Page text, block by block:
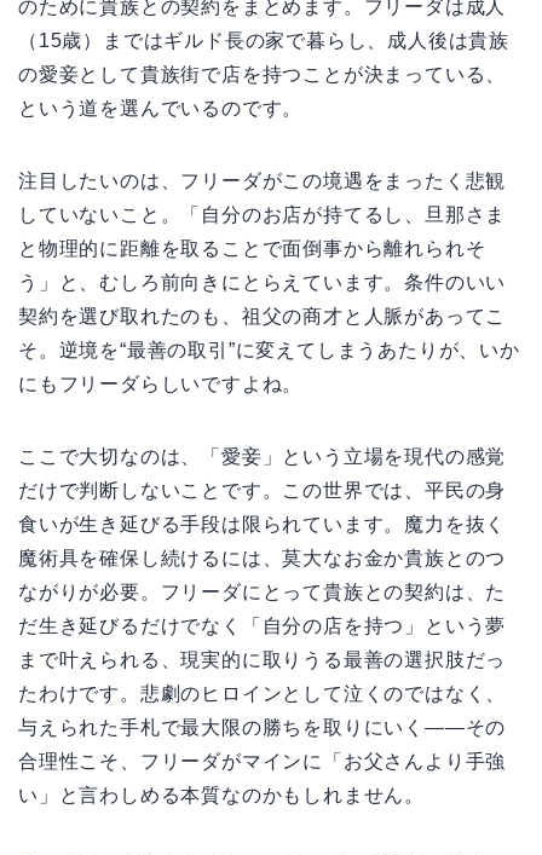
のために貴族との契約をまとめます。フリーダは成人
（15歳）まではギルド長の家で暮らし、成人後は貴族
の愛妾として貴族街で店を持つことが決まっている、
という道を選んでいるのです。
注目したいのは、フリーダがこの境遇をまったく悲観
していないこと。「自分のお店が持てるし、旦那さま
と物理的に距離を取ることで面倒事から離れられそ
う」と、むしろ前向きにとらえています。条件のいい
契約を選び取れたのも、祖父の商才と人脈があってこ
そ。逆境を“最善の取引”に変えてしまうあたりが、いか
にもフリーダらしいですよね。
ここで大切なのは、「愛妾」という立場を現代の感覚
だけで判断しないことです。この世界では、平民の身
食いが生き延びる手段は限られています。魔力を抜く
魔術具を確保し続けるには、莫大なお金か貴族とのつ
ながりが必要。フリーダにとって貴族との契約は、た
だ生き延びるだけでなく「自分の店を持つ」という夢
まで叶えられる、現実的に取りうる最善の選択肢だっ
たわけです。悲劇のヒロインとして泣くのではなく、
与えられた手札で最大限の勝ちを取りにいく——その
合理性こそ、フリーダがマインに「お父さんより手強
い」と言わしめる本質なのかもしれません。